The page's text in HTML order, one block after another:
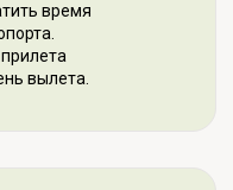
время
вылета.